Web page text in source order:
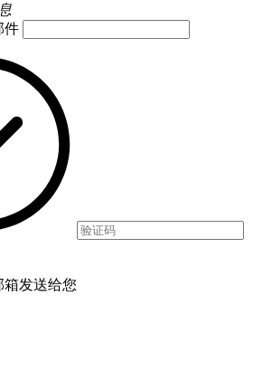
件
发送给您